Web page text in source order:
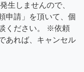
生しませんので、
申請」を頂いて、個
ください。 ※依頼
あれば、キャンセル